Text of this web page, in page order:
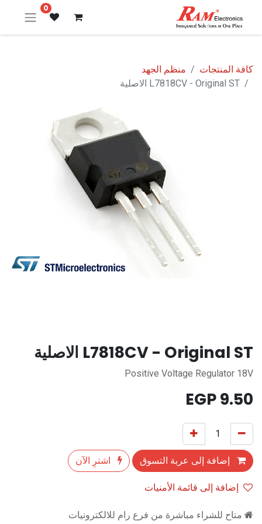
0
كافة المنتجات
منظم الجهد
L7818CV - Original ST الاصلية
L7818CV - Original ST الاصلية
Positive Voltage Regulator 18V
9.50
إضافة إلى عربة التسوق
اشترِ الآن
إضافة إلى قائمة الأمنيات
متاح للشراء مباشرة من فرع رام للالكترونيات